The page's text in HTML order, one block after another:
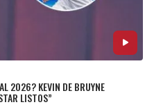
2026? KEVIN DE BRUYNE
LISTOS”